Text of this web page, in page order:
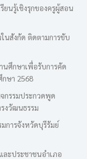
ยนรู้เชิงรุกของครูผู้สอน
ในสังกัด ติดตามการขับ
นศึกษาเพื่อรับการคัด
กษา 2568
กรรมประกวดพูด
งวัฒนธรรม
การจังหวัดบุรีรัมย์
ละประชาชนอำเภอ